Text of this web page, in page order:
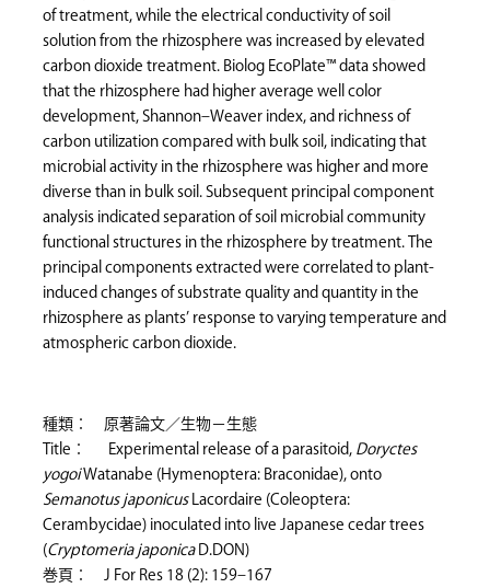
of treatment, while the electrical conductivity of soil
solution from the rhizosphere was increased by elevated
carbon dioxide treatment. Biolog EcoPlate™ data showed
that the rhizosphere had higher average well color
development, Shannon–Weaver index, and richness of
carbon utilization compared with bulk soil, indicating that
microbial activity in the rhizosphere was higher and more
diverse than in bulk soil. Subsequent principal component
analysis indicated separation of soil microbial community
functional structures in the rhizosphere by treatment. The
principal components extracted were correlated to plant-
induced changes of substrate quality and quantity in the
rhizosphere as plants’ response to varying temperature and
atmospheric carbon dioxide.
種類： 原著論文／生物－生態
Title： Experimental release of a parasitoid, Doryctes
yogoiWatanabe (Hymenoptera: Braconidae), onto
Semanotus japonicusLacordaire (Coleoptera:
Cerambycidae) inoculated into live Japanese cedar trees
(Cryptomeria japonicaD.DON)
巻頁： J For Res 18 (2): 159–167